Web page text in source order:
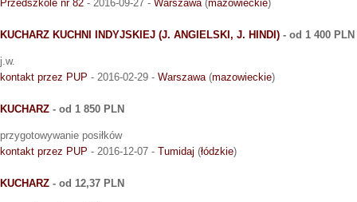
Przedszkole nr 82 - 2016-09-27 - Warszawa (mazowieckie)
KUCHARZ KUCHNI INDYJSKIEJ (J. ANGIELSKI, J. HINDI) - od 1 400 PLN
j.w.
kontakt przez PUP - 2016-02-29 - Warszawa (mazowieckie)
KUCHARZ - od 1 850 PLN
przygotowywanie posiłków
kontakt przez PUP - 2016-12-07 - Tumidaj (łódzkie)
KUCHARZ - od 12,37 PLN